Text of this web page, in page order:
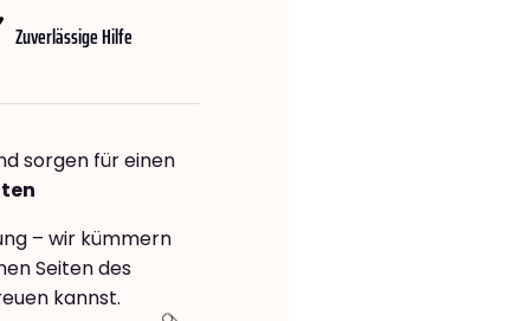
Zuverlässige Hilfe
sorgen für einen
– wir kümmern
Seiten des
kannst.